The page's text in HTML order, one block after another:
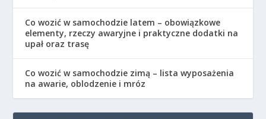
Co wozić w samochodzie latem – obowiązkowe
elementy, rzeczy awaryjne i praktyczne dodatki na
upał oraz trasę
Co wozić w samochodzie zimą – lista wyposażenia
na awarie, oblodzenie i mróz